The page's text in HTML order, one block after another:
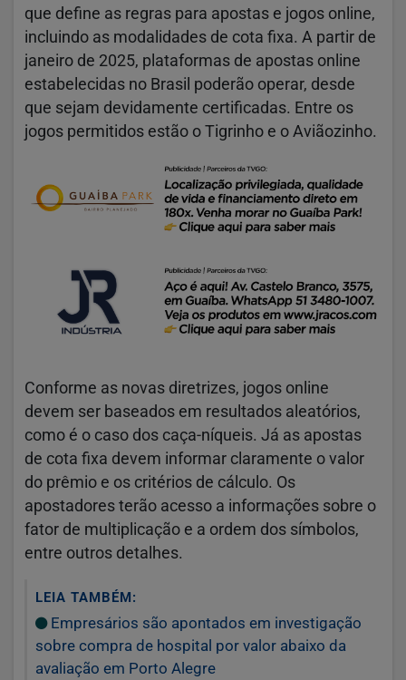
que define as regras para apostas e jogos online,
incluindo as modalidades de cota fixa. A partir de
janeiro de 2025, plataformas de apostas online
estabelecidas no Brasil poderão operar, desde
que sejam devidamente certificadas. Entre os
jogos permitidos estão o Tigrinho e o Aviãozinho.
Conforme as novas diretrizes, jogos online
devem ser baseados em resultados aleatórios,
como é o caso dos caça-níqueis. Já as apostas
de cota fixa devem informar claramente o valor
do prêmio e os critérios de cálculo. Os
apostadores terão acesso a informações sobre o
fator de multiplicação e a ordem dos símbolos,
entre outros detalhes.
LEIA TAMBÉM:
Empresários são apontados em investigação
sobre compra de hospital por valor abaixo da
avaliação em Porto Alegre